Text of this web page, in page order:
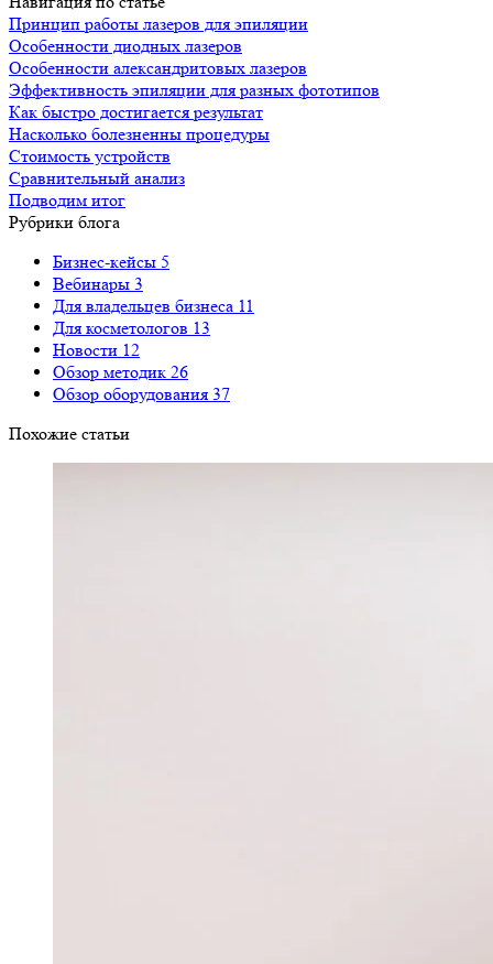
Принцип работы лазеров для эпиляции
Особенности диодных лазеров
Особенности александритовых лазеров
Эффективность эпиляции для разных фототипов
Как быстро достигается результат
Насколько болезненны процедуры
Стоимость устройств
Сравнительный анализ
Подводим итог
Рубрики блога
Бизнес-кейсы 5
Вебинары 3
Для владельцев бизнеса 11
Для косметологов 13
Новости 12
Обзор методик 26
Обзор оборудования 37
Похожие статьи